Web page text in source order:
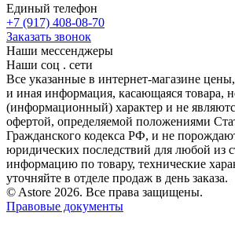
Единый телефон
+7 (917) 408-08-70
Заказать звонок
Наши мессенджеры
Наши соц . сети
Все указанные в интернет-магазине
и иная информация, касающаяся товара,
(информационный) характер и не
офертой, определяемой положениями
Гражданского кодекса РФ, и не
юридических последствий для любой из
информацию по товару, технические
уточняйте в отделе продаж в день заказа.
© Astore 2026. Все права защищены.
Правовые документы